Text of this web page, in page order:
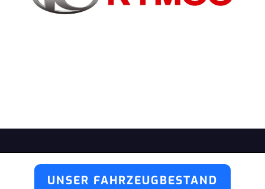
UNSER FAHRZEUGBESTAND